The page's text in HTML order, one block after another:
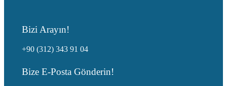
Bizi Arayın!
+90 (312) 343 91 04
Bize E-Posta Gönderin!